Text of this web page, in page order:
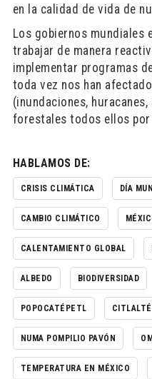
en la calidad de vida de
Los gobiernos mundiales
trabajar de manera
implementar programas
toda vez nos han
(inundaciones,
forestales todos ellos
HABLAMOS DE:
CRISIS CLIMÁTICA DÍA
CAMBIO CLIMÁTICO
CALENTAMIENTO GLOBAL
ALBEDO BIODIVERSIDAD
POPOCATÉPETL
NUMA POMPILIO PAVÓN
TEMPERATURA EN MÉXICO